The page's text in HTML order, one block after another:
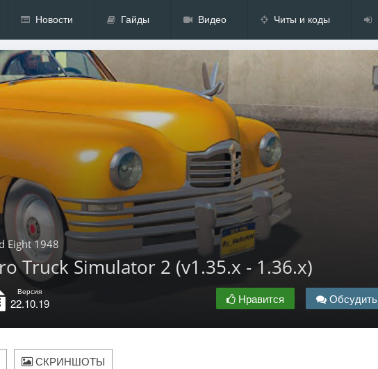
Новости Гайды Видео Читы и коды
Eight 1948
Truck Simulator 2 (v1.35.x - 1.36.x)
Версия
22.10.19 Нравится Обсудить
СКРИНШОТЫ